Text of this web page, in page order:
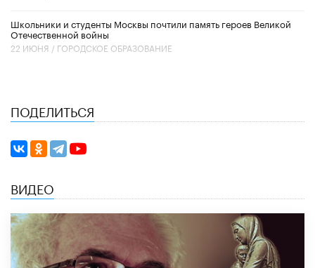
Школьники и студенты Москвы почтили память героев Великой
Отечественной войны
22 ИЮНЯ / ГОРОДСКОЕ ОБРАЗОВАНИЕ
ПОДЕЛИТЬСЯ
ВИДЕО